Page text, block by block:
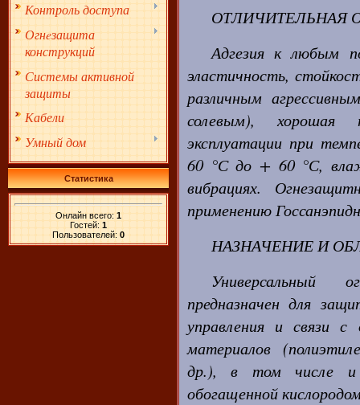
Контроль доступа
Огнeзащита
конструкций
Системы активной
защиты
Кабели
Умный дом
Статистика
Онлайн всего: 1
Гостей: 1
Пользователей: 0
ОТЛИЧИТЕЛЬНАЯ
Адгезия к любым
эластичность,
различным
солевым), хорошая
эксплуатации при
60 °С до + 60 °С,
вибрациях.
применению
НАЗНАЧЕНИЕ И
Универсальный
предназначен для
управления и связи с
материалов
др.), в том числе и
обогащенной